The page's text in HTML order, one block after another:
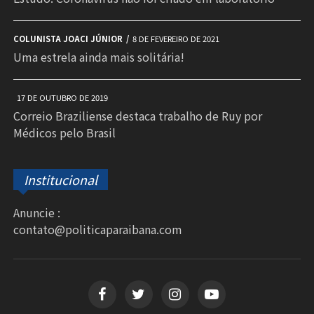
COLUNISTA JOACI JÚNIOR 8 DE FEVEREIRO DE 2021
Uma estrela ainda mais solitária!
17 DE OUTUBRO DE 2019
Correio Braziliense destaca trabalho de Ruy por
Médicos pelo Brasil
Institucional
Anuncie :
contato@politicaparaibana.com